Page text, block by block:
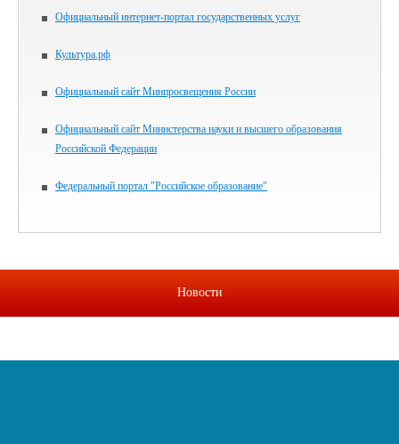
Официальный интернет-портал государственных услуг
Культура.рф
Официальный сайт Минпросвещения России
Официальный сайт Министерства науки и высшего образования
Российской Федерации
Федеральный портал "Российское образование"
Новости